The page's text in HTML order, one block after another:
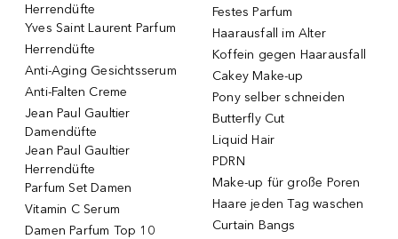
Herrendüfte
Yves Saint Laurent Parfum
Herrendüfte
Anti-Aging Gesichtsserum
Anti-Falten Creme
Jean Paul Gaultier
Damendüfte
Jean Paul Gaultier
Herrendüfte
Parfum Set Damen
Vitamin C Serum
Damen Parfum Top 10
Festes Parfum
Haarausfall im Alter
Koffein gegen Haarausfall
Cakey Make-up
Pony selber schneiden
Butterfly Cut
Liquid Hair
PDRN
Make-up für große Poren
Haare jeden Tag waschen
Curtain Bangs